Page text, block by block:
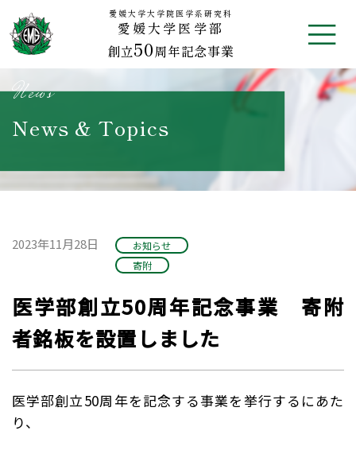
to
content
愛媛大学大学院医学系研究科
愛媛大学医学部
創立50周年記念事業
News
News & Topics
2023年11月28日
お知らせ
寄附
医学部創立50周年記念事業 寄附
者銘板を設置しました
医学部創立50周年を記念する事業を挙行するにあた
り、